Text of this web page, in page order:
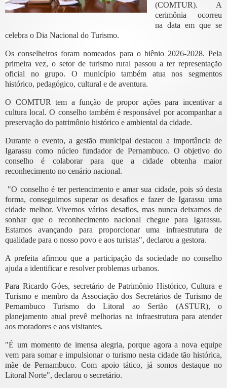
(COMTUR). A
cerimônia ocorreu
na data em que se
celebra o Dia Nacional do Turismo.
Os conselheiros foram nomeados para o biênio 2026-2028. Pela
primeira vez, o setor de turismo rural passou a ter representação
oficial no grupo. O município também atua nos segmentos
histórico, pedagógico, cultural e de aventura.
O COMTUR tem a função de propor ações para incentivar a
cultura local. O conselho também é responsável por acompanhar a
preservação do patrimônio histórico e ambiental da cidade.
Durante o evento, a gestão municipal destacou a importância de
Igarassu como núcleo fundador de Pernambuco. O objetivo do
conselho é colaborar para que a cidade obtenha maior
reconhecimento no cenário nacional.
"O conselho é ter pertencimento e amar sua cidade, pois só desta
forma, conseguimos superar os desafios e fazer de Igarassu uma
cidade melhor. Vivemos vários desafios, mas nunca deixamos de
sonhar que o reconhecimento nacional chegue para Igarassu.
Estamos avançando para proporcionar uma infraestrutura de
qualidade para o nosso povo e aos turistas", declarou a gestora.
A prefeita afirmou que a participação da sociedade no conselho
ajuda a identificar e resolver problemas urbanos.
Para Ricardo Góes, secretário de Patrimônio Histórico, Cultura e
Turismo e membro da Associação dos Secretários de Turismo de
Pernambuco Turismo do Litoral ao Sertão (ASTUR), o
planejamento atual prevê melhorias na infraestrutura para atender
aos moradores e aos visitantes.
"É um momento de imensa alegria, porque agora a nova equipe
vem para somar e impulsionar o turismo nesta cidade tão histórica,
mãe de Pernambuco. Com apoio tático, já somos destaque no
Litoral Norte", declarou o secretário.